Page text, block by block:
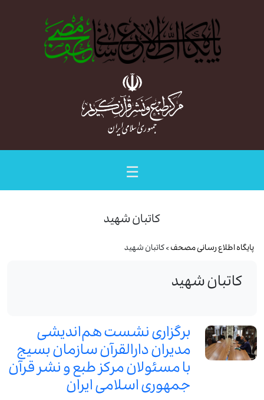
☰
کاتبان شهید
پایگاه اطلاع رسانی مصحف> کاتبان شهید
کاتبان شهید
برگزاری نشست هم‌اندیشی
مدیران دارالقرآن سازمان بسیج
با مسئولان مرکز طبع و نشر قرآن
جمهوری اسلامی ایران